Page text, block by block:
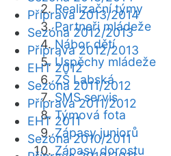
Realizační týmy
Partneři mládeže
Nábor dětí
Úspěchy mládeže
ZŠ Labská
SMS servis
Týmová fota
Zápasy juniorů
Zápasy dorostu
Příprava 2013/2014
Sezóna 2012/2013
Příprava 2012/2013
EHT 2012
Sezóna 2011/2012
Příprava 2011/2012
EHT 2011
Sezóna 2010/2011